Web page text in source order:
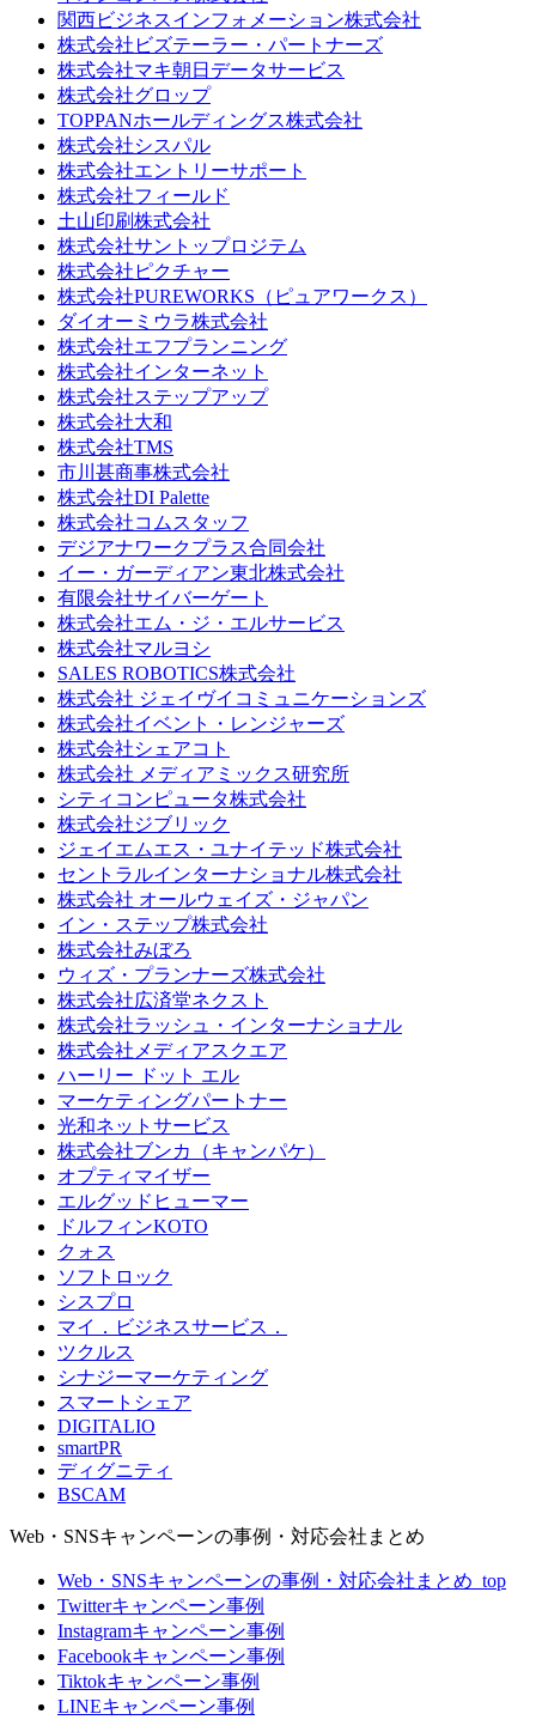
関西ビジネスインフォメーション株式会社
株式会社ビズテーラー・パートナーズ
株式会社マキ朝日データサービス
株式会社グロップ
TOPPANホールディングス株式会社
株式会社シスパル
株式会社エントリーサポート
株式会社フィールド
土山印刷株式会社
株式会社サントップロジテム
株式会社ピクチャー
株式会社PUREWORKS（ピュアワークス）
ダイオーミウラ株式会社
株式会社エフプランニング
株式会社インターネット
株式会社ステップアップ
株式会社大和
株式会社TMS
市川甚商事株式会社
株式会社DI Palette
株式会社コムスタッフ
デジアナワークプラス合同会社
イー・ガーディアン東北株式会社
有限会社サイバーゲート
株式会社エム・ジ・エルサービス
株式会社マルヨシ
SALES ROBOTICS株式会社
株式会社 ジェイヴイコミュニケーションズ
株式会社イベント・レンジャーズ
株式会社シェアコト
株式会社 メディアミックス研究所
シティコンピュータ株式会社
株式会社ジブリック
ジェイエムエス・ユナイテッド株式会社
セントラルインターナショナル株式会社
株式会社 オールウェイズ・ジャパン
イン・ステップ株式会社
株式会社みぼろ
ウィズ・プランナーズ株式会社
株式会社広済堂ネクスト
株式会社ラッシュ・インターナショナル
株式会社メディアスクエア
ハーリー ドット エル
マーケティングパートナー
光和ネットサービス
株式会社ブンカ（キャンパケ）
オプティマイザー
エルグッドヒューマー
ドルフィンKOTO
クォス
ソフトロック
シスプロ
マイ．ビジネスサービス．
ツクルス
シナジーマーケティング
スマートシェア
DIGITALIO
smartPR
ディグニティ
BSCAM
Web・SNSキャンペーンの事例・対応会社まとめ
Web・SNSキャンペーンの事例・対応会社まとめ_top
Twitterキャンペーン事例
Instagramキャンペーン事例
Facebookキャンペーン事例
Tiktokキャンペーン事例
LINEキャンペーン事例